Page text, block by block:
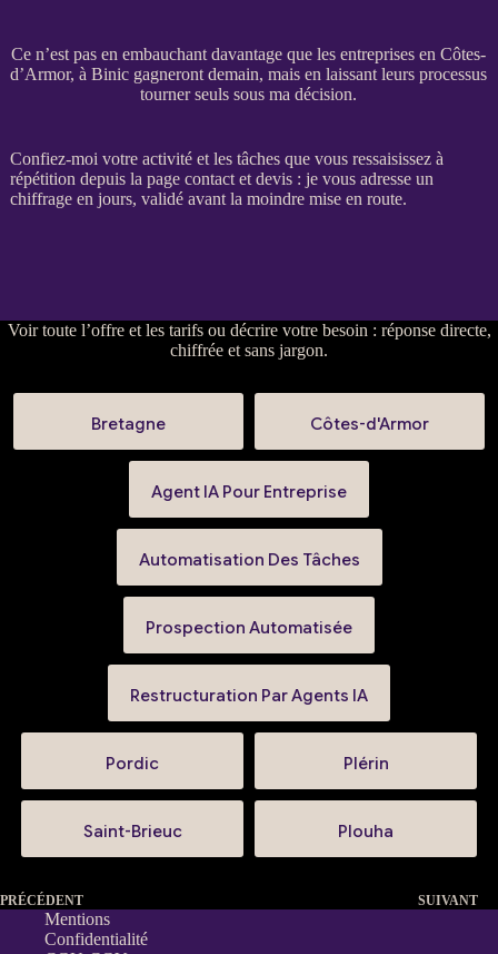
Ce n’est pas en embauchant davantage que les entreprises en Côtes-
d’Armor, à Binic gagneront demain, mais en laissant leurs processus
tourner seuls sous ma décision.
Confiez-moi votre activité et les tâches que vous ressaisissez à
répétition depuis la page contact et devis: je vous adresse un
chiffrage en jours, validé avant la moindre mise en route.
Voirtoute l’offre et les tarifsou décrire votre besoin : réponse directe,
chiffrée et sans jargon.
Bretagne Côtes-d'Armor
Agent IA Pour Entreprise
Automatisation Des Tâches
Prospection Automatisée
Restructuration Par Agents IA
Pordic Plérin
Saint-Brieuc Plouha
PRÉCÉDENT SUIVANT
Mentions
Confidentialité